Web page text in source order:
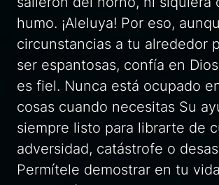
humo. ¡Aleluya! Por eso,
circunstancias a tu alrededor
ser espantosas, confía en
es fiel. Nunca está ocupado
cosas cuando necesitas Su
siempre listo para librarte de
adversidad, catástrofe o
Permítele demostrar en tu